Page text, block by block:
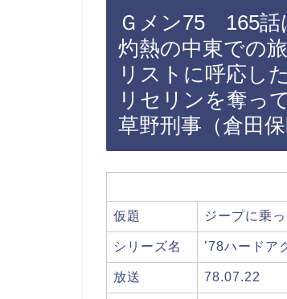
Ｇメン75 165話
灼熱の中東での
リストに呼応し
リセリンを奪っ
草野刑事（倉田
仮題 ジープに乗
シリーズ名 ’78ハードア
放送 78.07.22